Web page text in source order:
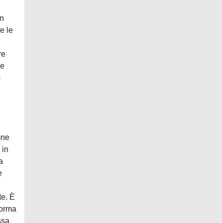
le
in
È